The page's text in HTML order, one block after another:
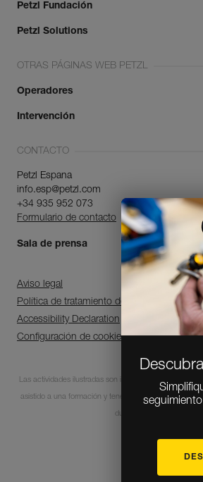
Petzl Fundación
Petzl Solutions
OTRAS PÁGINAS WEB PETZL
Operadores
Intervención
CONTACTO
Petzl Espana
info.esp@petzl.com
+34 935 952 073
Formulario de contacto
Sala de prensa
Aviso legal
Política de tratamiento de datos
Accessibility Declaration
Configuración de cookies
Las actividades ilustradas son intrínsecamente
asistido a una formación y tener las competencias
durante estas actividades.
© 1995-2026 Petzl